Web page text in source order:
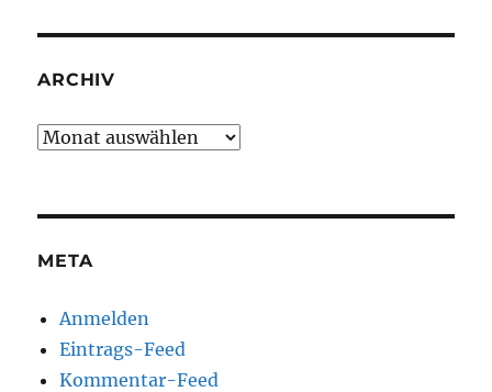
ARCHIV
Archiv
META
Anmelden
Eintrags-Feed
Kommentar-Feed